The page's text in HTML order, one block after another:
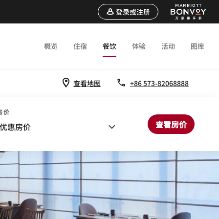
登录或注册
概览 住宿 餐饮 体验 活动 图库
查看地图 +86 573-82068888
价
惠房价 查看房价